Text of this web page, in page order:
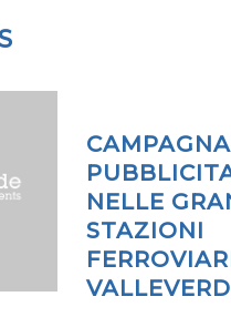
CAMPAGNA
NELLE
STAZIONI